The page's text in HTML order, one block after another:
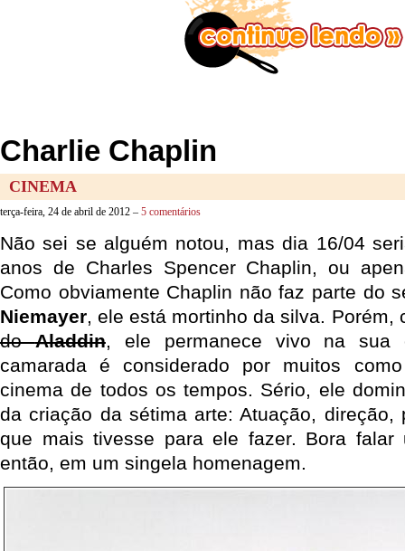
Charlie Chaplin
CINEMA
terça-feira, 24 de abril de 2012 – 5 comentários
Não sei se alguém notou, mas dia 16/04
anos de Charles Spencer Chaplin, ou
Como obviamente Chaplin não faz parte do
Niemayer, ele está mortinho da silva. Porém,
doAladdin, ele permanece vivo na sua
camarada é considerado por muitos
cinema de todos os tempos. Sério, ele
da criação da sétima arte: Atuação, direção,
que mais tivesse para ele fazer. Bora falar
então, em um singela homenagem.